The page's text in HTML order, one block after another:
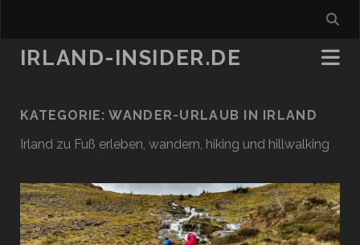
IRLAND-INSIDER.DE
KATEGORIE:WANDER-URLAUB IN IRLAND
Irland zu Fuß erleben, wandern, hiking und hillwalking